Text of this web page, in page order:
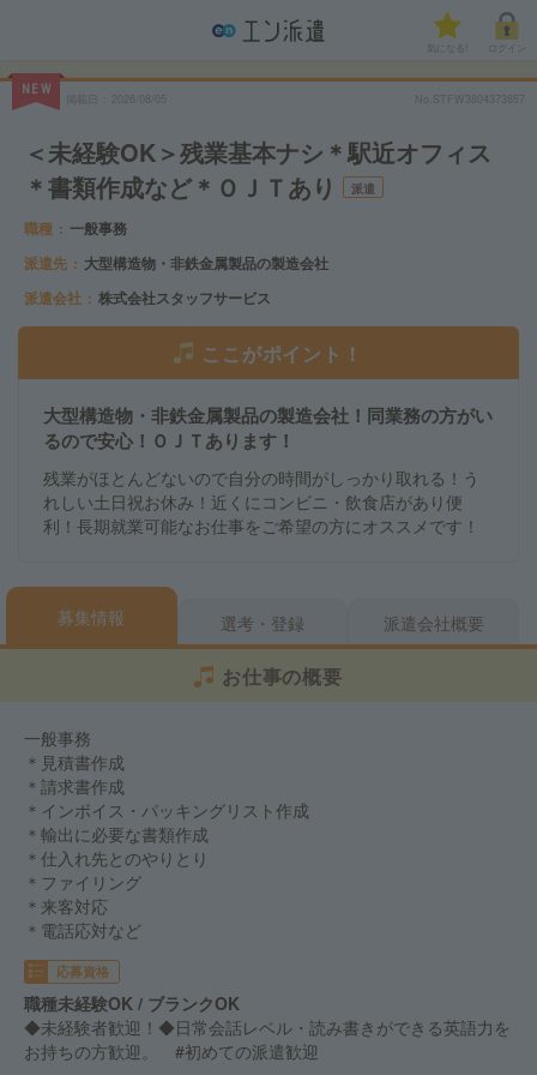
気になる!
NEW
2026/08/05 No.STFW3804373857
＜未経験OK＞残業基本ナシ＊駅近オフィス
＊書類作成など＊ＯＪＴあり
派遣
職種
一般事務
派遣先
大型構造物・非鉄金属製品の製造会社
派遣会社
株式会社スタッフサービス
ここがポイント！
大型構造物・非鉄金属製品の製造会社！同業務の方がい
るので安心！ＯＪＴあります！
残業がほとんどないので自分の時間がしっかり取れる！う
れしい土日祝お休み！近くにコンビニ・飲食店があり便
利！長期就業可能なお仕事をご希望の方にオススメです！
募集情報 選考・登録 派遣会社概要
お仕事の概要
一般事務
＊見積書作成
＊請求書作成
＊インボイス・パッキングリスト作成
＊輸出に必要な書類作成
＊仕入れ先とのやりとり
＊ファイリング
＊来客対応
＊電話応対など
応募資格
職種未経験OK / ブランクOK
◆未経験者歓迎！◆日常会話レベル・読み書きができる英語力を
お持ちの方歓迎。 #初めての派遣歓迎